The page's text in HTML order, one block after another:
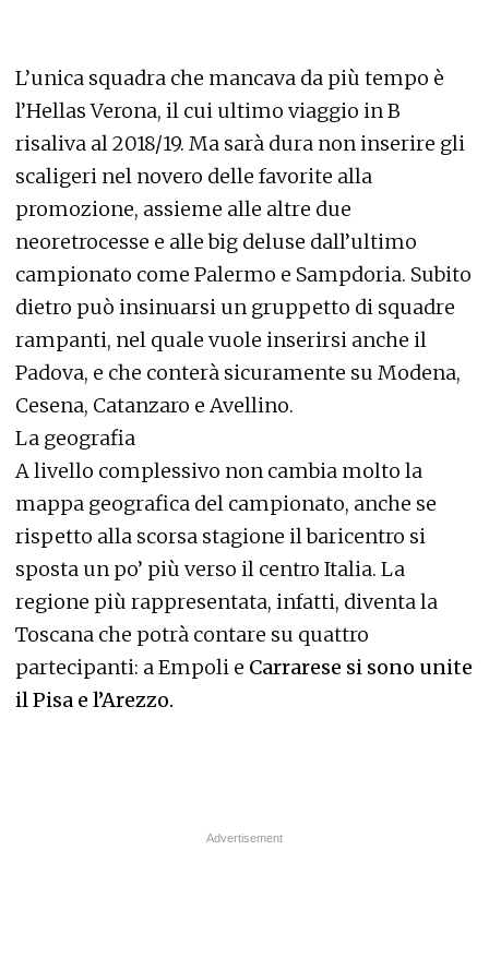
L’unica squadra che mancava da più tempo è
l’Hellas Verona, il cui ultimo viaggio in B
risaliva al 2018/19. Ma sarà dura non inserire gli
scaligeri nel novero delle favorite alla
promozione, assieme alle altre due
neoretrocesse e alle big deluse dall’ultimo
campionato come Palermo e Sampdoria. Subito
dietro può insinuarsi un gruppetto di squadre
rampanti, nel quale vuole inserirsi anche il
Padova, e che conterà sicuramente su Modena,
Cesena, Catanzaro e Avellino.
La geografia
A livello complessivo non cambia molto la
mappa geografica del campionato, anche se
rispetto alla scorsa stagione il baricentro si
sposta un po’ più verso il centro Italia. La
regione più rappresentata, infatti, diventa la
Toscana che potrà contare su quattro
partecipanti: a Empoli e Carrarese si sono unite
il Pisa e l’Arezzo.